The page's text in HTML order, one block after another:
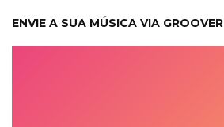
ENVIE A SUA MÚSICA VIA GROOVER